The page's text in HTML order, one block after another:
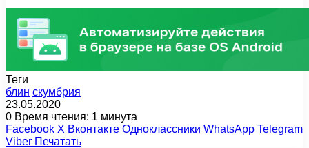
Теги
блин скумбрия
23.05.2020
0 Время чтения: 1 минута
Facebook X Вконтакте Одноклассники WhatsApp Telegram
Viber Печатать